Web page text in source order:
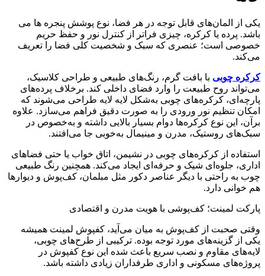
یکی از المان‌های قابل توجه در هر فضا، نوع پوشش پنجره‌ ها می
باشد. پرده یا کرکره، چیزی فراتر از کنترل نور و حفظ حریم
خصوصی‌ است؛ عنصری‌ که سبک و شخصیت کلی فضا را تعریف
می‌کند.
کرکره چوبی با بافت گرم، رنگ‌های طبیعی و طراحی کلاسیک،
می‌تواند روح طبیعت را وارد فضای داخلی کند. برخلاف پرده‌های
پارچه‌ای، کرکره‌های چوبی به‌شکل لایه لایه طراحی می‌شوند که
امکان تنظیم نور ورودی را به صورت دقیق فراهم می‌سازد. علاوه
برآن، این نوع کرکره‌ها دوام بسیار بالایی داشته و به‌خصوص در
سبک‌های روستیک، مدرن و مینیمال به‌خوبی جا می‌افتند.
استفاده از کرکره‌های چوبی در نشیمن، اتاق خواب یا حتی فضاهای
اداری، جلوه‌ای شیک و حرفه‌ای ایجاد می‌کند. همچنین رنگ طبیعی
چوب به راحتی با دیگر عناصر دکور مثل مبلمان، کف‌پوش و دیوارها
هم خوانی دارد.
پارکت لمینت؛ کف‌پوشی با هویت مدرن و اقتصادی
وقتی صحبت از کف‌پوش به میان می‌آید، کفپوش لمینت همیشه
یکی از گزینه‌های مورد توجه بوده. ترکیبی از طرح‌های چوبی،
لایه‌های مقاوم و نصب سریع باعث شده این نوع کفپوش در
پروژه‌های مسکونی و اداری طرفداران زیادی داشته باشد.